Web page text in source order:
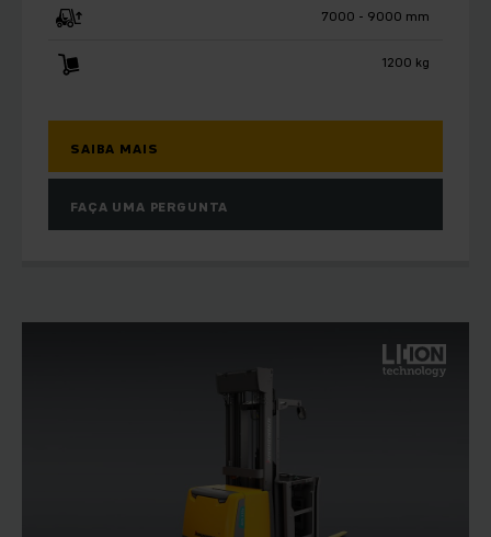
7000 - 9000 mm
1200 kg
SAIBA MAIS
FAÇA UMA PERGUNTA